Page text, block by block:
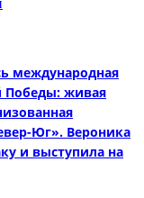
международная
Победы: живая
Юг». Вероника
и выступила на